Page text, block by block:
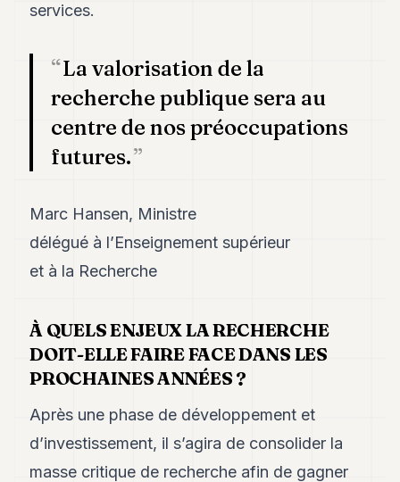
services.
La valorisation de la
recherche publique sera au
centre de nos préoccupations
futures.
Marc Hansen, Ministre
délégué à l’Enseignement supérieur
et à la Recherche
À QUELS ENJEUX LA RECHERCHE
DOIT-ELLE FAIRE FACE DANS LES
PROCHAINES ANNÉES ?
Après une phase de développement et
d’investissement, il s’agira de consolider la
masse critique de recherche afin de gagner